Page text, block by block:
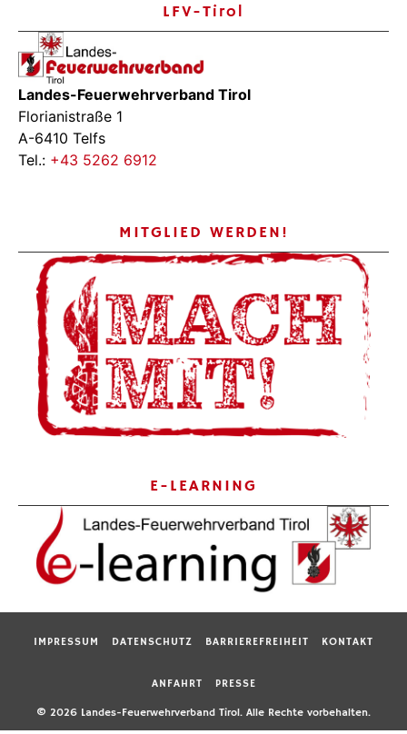
LFV-Tirol
Landes-Feuerwehrverband Tirol
Florianistraße 1
A-6410 Telfs
Tel.: +43 5262 6912
MITGLIED WERDEN!
E-LEARNING
IMPRESSUM DATENSCHUTZ BARRIEREFREIHEIT KONTAKT
ANFAHRT PRESSE
© 2026 Landes-Feuerwehrverband Tirol. Alle Rechte vorbehalten.